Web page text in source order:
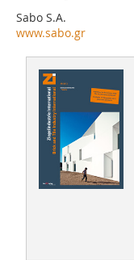
Sabo S.A.
www.sabo.gr